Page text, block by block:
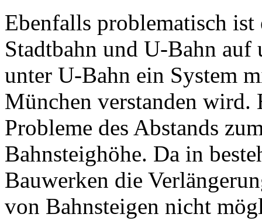
Ebenfalls problematisch
Stadtbahn und U-Bahn auf
unter U-Bahn ein System
München verstanden wird.
Probleme des Abstands
Bahnsteighöhe. Da in
Bauwerken die
von Bahnsteigen nicht